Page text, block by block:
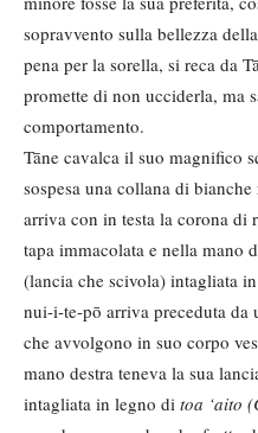
sopravvento sulla bellezza
pena per la sorella, si reca da
promette di non ucciderla, ma
comportamento.
Tāne cavalca il suo magnifico
sospesa una collana di
arriva con in testa la corona di
tapa immacolata e nella mano
(lancia che scivola) intagliata
nui-i-te-pō arriva preceduta
che avvolgono in suo corpo
mano destra teneva la sua
intagliata in legno di toa ‘aito